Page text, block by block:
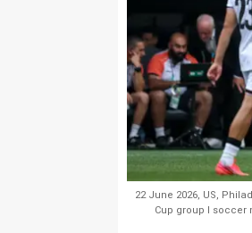
22 June 2026, US,
Cup group I soccer